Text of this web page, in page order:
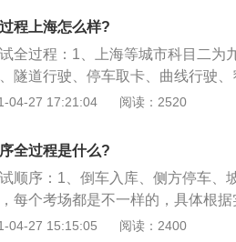
启雾灯、示廓灯、前照灯、危险报
减速行驶，进入湿滑路后，使用
连续急弯山区路行驶：车辆行驶
穿越，不得碰擦悬杆。
细则调整更加严格；3、考试全程
程上海怎么样?
试全过程：1、上海等城市科目二为
隧道行驶、停车取卡、曲线行驶
2、上海9个项目比大多数地方的5
目很难考；3、如果你有这样想过
言，你是幸运的，毕竟只考5个项
04-27 17:21:04 阅读：2520
全过程是什么?
顺序：1、倒车入库、侧方停车、
每个考场都是不一样的，具体根
试，是机动车驾驶证考核的一部分
04-27 15:15:05 阅读：2400